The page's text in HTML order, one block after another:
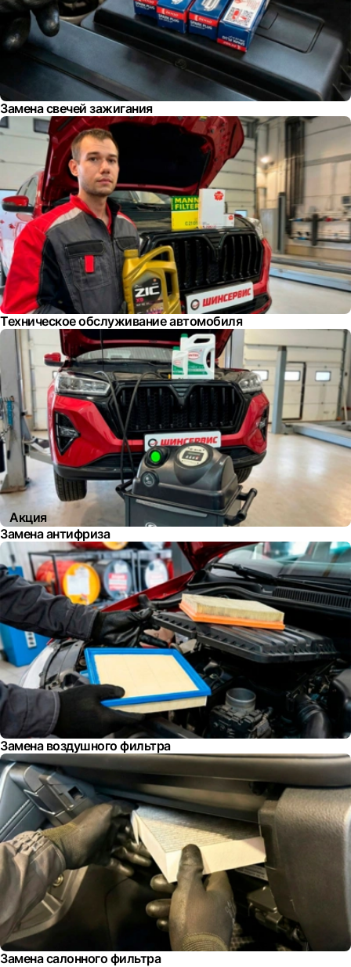
Замена свечей зажигания
Техническое обслуживание автомобиля
Акция
Замена антифриза
Замена воздушного фильтра
Замена салонного фильтра